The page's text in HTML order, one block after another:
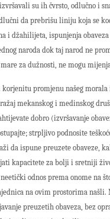
su ih čvrsto, odlučno i
da prebrišu liniju koja se
i džahilijeta, ispunjenja
naroda dok taj narod ne
za dužnosti, ne mogu
promjenu našeg
mekanskog i medinskog
dobro (izvršavanje
strpljivo podnosite
da ispune preuzete obaveze,
kapacitete za bolji i sretniji
odnos prema onome na
na ovim prostorima
preuzetih obaveza, bez